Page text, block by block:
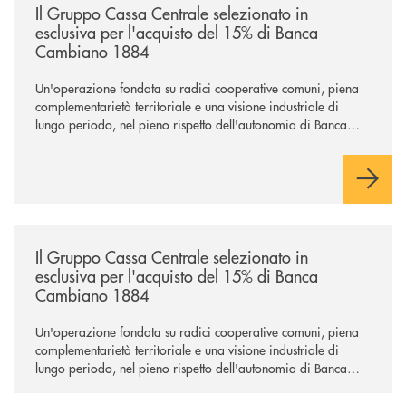
Il Gruppo Cassa Centrale selezionato in
esclusiva per l'acquisto del 15% di Banca
Cambiano 1884
Un'operazione fondata su radici cooperative comuni, piena
complementarietà territoriale e una visione industriale di
lungo periodo, nel pieno rispetto dell'autonomia di Banca
negoziazione esclusiva per la finalizzazione dell’operazione.
Il Gruppo Cassa Centrale selezionato in
esclusiva per l'acquisto del 15% di Banca
Cambiano 1884
Un'operazione fondata su radici cooperative comuni, piena
complementarietà territoriale e una visione industriale di
lungo periodo, nel pieno rispetto dell'autonomia di Banca